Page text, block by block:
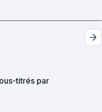
titrés par